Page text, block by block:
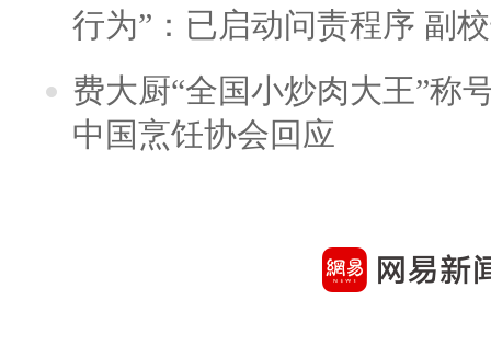
行为”：已启动问责程序 副
费大厨“全国小炒肉大王”称
中国烹饪协会回应